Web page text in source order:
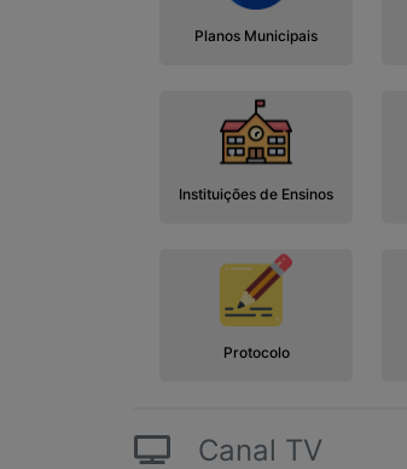
Planos Municipais
Instituições de Ensinos
Protocolo
Canal TV